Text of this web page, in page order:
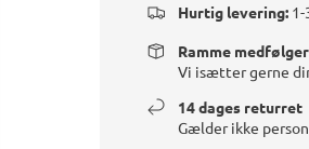
Hurtig levering: 1-
Ramme
Vi isætter gerne
14 dages returret
Gælder ikke